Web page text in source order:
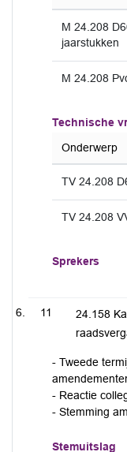
M 24.208
jaarstukken
M 24.208
Technische
Onderwerp
TV 24.208
TV 24.208
Sprekers
11
24.158
- Tweede
- Reactie
- Stemming
Stemuitslag